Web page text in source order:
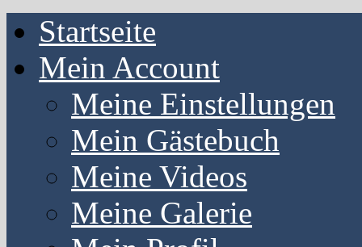
Startseite
Mein Account
Meine Einstellungen
Mein Gästebuch
Meine Videos
Meine Galerie